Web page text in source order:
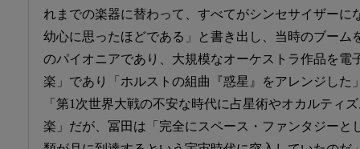
れまでの楽器に替わって、すべてがシンセサイザーに
幼心に思ったほどである」と書き出し、当時のブーム
のパイオニアであり、大規模なオーケストラ作品を電
楽」であり「ホルストの組曲『惑星』をアレンジした
「第1次世界大戦の不安な時代に占星術やオカルティ
楽」だが、冨田は「完全にスペース・ファンタジーと